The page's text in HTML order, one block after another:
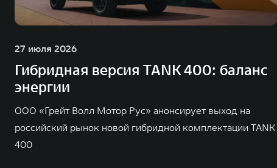
27 июля 2026
Гибридная версия TANK 400: баланс
энергии
ООО «Грейт Волл Мотор Рус» анонсирует выход на
российский рынок новой гибридной комплектации TANK
400